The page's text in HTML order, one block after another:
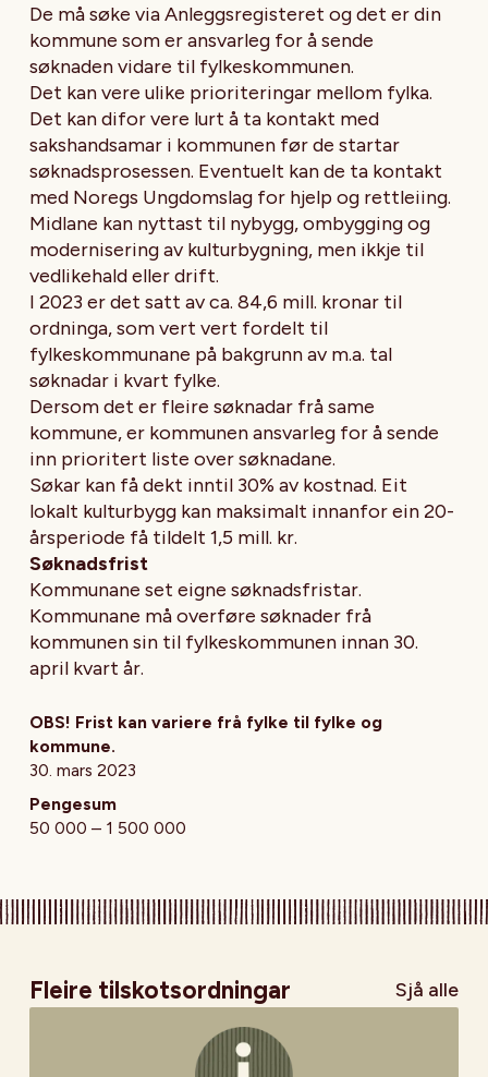
De må søke via Anleggsregisteret og det er din
kommune som er ansvarleg for å sende
søknaden vidare til fylkeskommunen.
Det kan vere ulike prioriteringar mellom fylka.
Det kan difor vere lurt å ta kontakt med
sakshandsamar i kommunen før de startar
søknadsprosessen. Eventuelt kan de ta kontakt
med Noregs Ungdomslag for hjelp og rettleiing.
Midlane kan nyttast til nybygg, ombygging og
modernisering av kulturbygning, men ikkje til
vedlikehald eller drift.
I 2023 er det satt av ca. 84,6 mill. kronar til
ordninga, som vert vert fordelt til
fylkeskommunane på bakgrunn av m.a. tal
søknadar i kvart fylke.
Dersom det er fleire søknadar frå same
kommune, er kommunen ansvarleg for å sende
inn prioritert liste over søknadane.
Søkar kan få dekt inntil 30% av kostnad. Eit
lokalt kulturbygg kan maksimalt innanfor ein 20-
årsperiode få tildelt 1,5 mill. kr.
Søknadsfrist
Kommunane set eigne søknadsfristar.
Kommunane må overføre søknader frå
kommunen sin til fylkeskommunen innan 30.
april kvart år.
OBS! Frist kan variere frå fylke til fylke og
kommune.
30. mars 2023
Pengesum
50 000 – 1 500 000
Fleire tilskotsordningar Sjå alle